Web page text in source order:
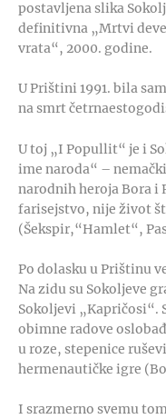
postavljena slika
definitivna „Mrtvi
vrata“, 2000. godine.
U Prištini 1991. bila
na smrt
U toj „I Popullit“ je i
ime naroda“ –
narodnih heroja Bora i
farisejstvo, nije život
(Šekspir,“Hamlet“,
Po dolasku u Prištinu
Na zidu su Sokoljeve
Sokoljevi „Kapričosi“.
obimne radove
u roze, stepenice
hermenautičke igre
I srazmerno svemu